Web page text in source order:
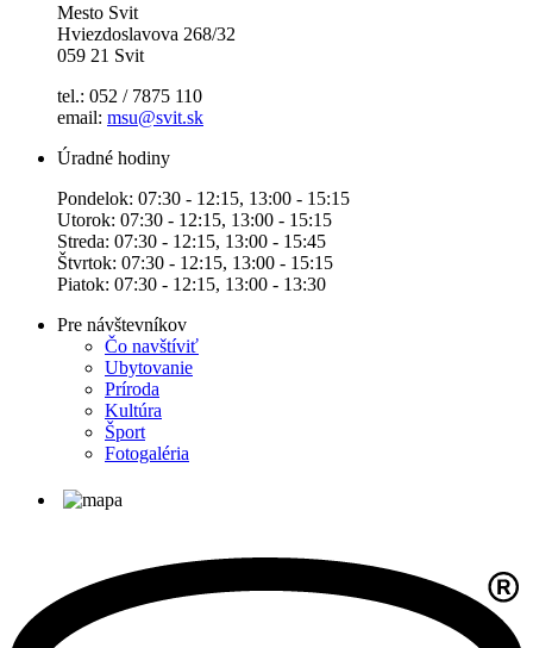
Mesto Svit
Hviezdoslavova 268/32
059 21 Svit
tel.: 052 / 7875 110
email: msu@svit.sk
Úradné hodiny
Pondelok: 07:30 - 12:15, 13:00 - 15:15
Utorok: 07:30 - 12:15, 13:00 - 15:15
Streda: 07:30 - 12:15, 13:00 - 15:45
Štvrtok: 07:30 - 12:15, 13:00 - 15:15
Piatok: 07:30 - 12:15, 13:00 - 13:30
Pre návštevníkov
Čo navštíviť
Ubytovanie
Príroda
Kultúra
Šport
Fotogaléria